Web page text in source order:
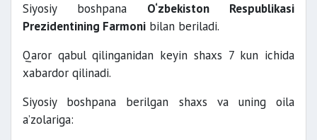
Siyosiy boshpana O‘zbekiston Respublikasi
Prezidentining Farmoni bilan beriladi.
Qaror qabul qilinganidan keyin shaxs 7 kun ichida
xabardor qilinadi.
Siyosiy boshpana berilgan shaxs va uning oila
a’zolariga: